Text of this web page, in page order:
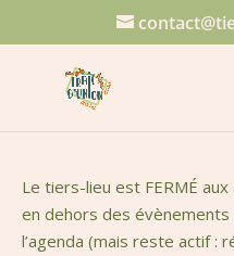
Le tiers-lieu est FERMÉ
en dehors des
l’agenda (mais reste actif :